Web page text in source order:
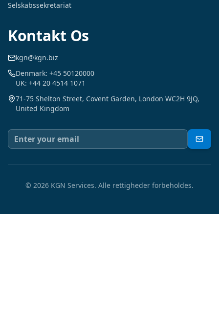
Selskabssekretariat
Kontakt Os
kgn@kgn.biz
Denmark: +45 50120000
UK: +44 20 4514 1071
71-75 Shelton Street, Covent Garden, London WC2H 9JQ,
United Kingdom
© 2026 KGN Services. Alle rettigheder forbeholdes.